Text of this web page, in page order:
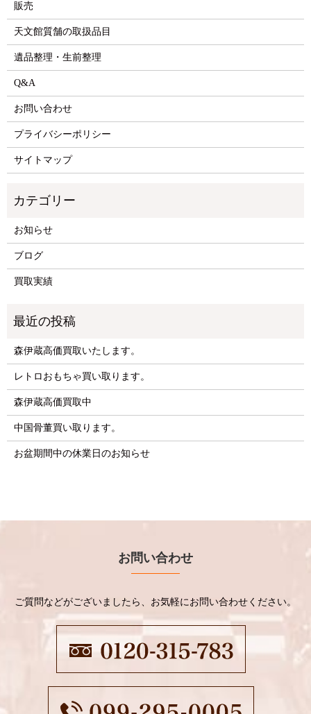
販売
天文館質舗の取扱品目
遺品整理・生前整理
Q&A
お問い合わせ
プライバシーポリシー
サイトマップ
お知らせ
ブログ
買取実績
森伊蔵高価買取いたします。
レトロおもちゃ買い取ります。
森伊蔵高価買取中
中国骨董買い取ります。
お盆期間中の休業日のお知らせ
お問い合わせ
ご質問などがございましたら、お気軽にお問い合わせください。